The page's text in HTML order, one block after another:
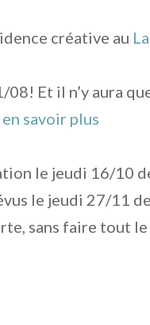
créative au
Et il n’y aura
savoir plus
le jeudi 16/10
le jeudi 27/11
sans faire tout